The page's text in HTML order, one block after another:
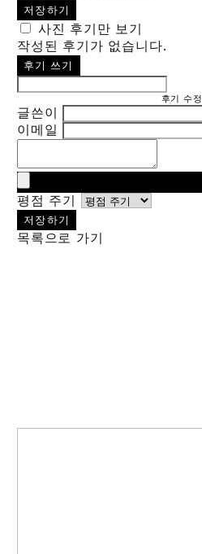
저장하기
사진 후기만 보기
작성된 후기가 없습니다.
후기 쓰기
후기 수정
글쓴이
이메일
평점 주기
저장하기
목록으로 가기